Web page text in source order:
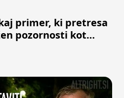
primer, ki pretresa
pozornosti kot